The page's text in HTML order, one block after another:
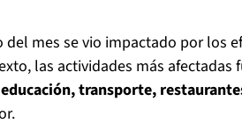
del mes se vio impactado por los
las actividades más afectadas
transporte,